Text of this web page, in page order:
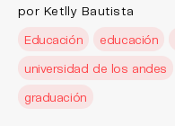
por Ketlly Bautista
Educación
educación
universidad de los andes
graduación